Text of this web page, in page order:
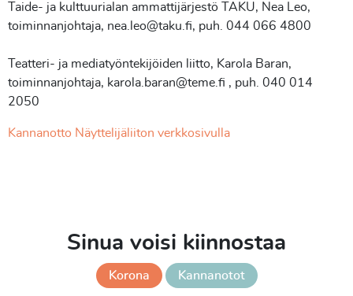
Taide- ja kulttuurialan ammattijärjestö TAKU, Nea Leo,
toiminnanjohtaja, nea.leo@taku.fi, puh. 044 066 4800
Teatteri- ja mediatyöntekijöiden liitto, Karola Baran,
toiminnanjohtaja, karola.baran@teme.fi , puh. 040 014
2050
Kannanotto Näyttelijäliiton verkkosivulla
Sinua voisi kiinnostaa
Korona Kannanotot